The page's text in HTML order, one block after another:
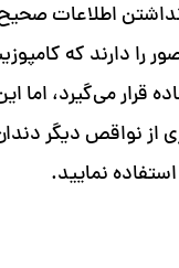
نداشتن اطلاعات
را دارند که
قرار می‌گیرد، اما
از نواقص دیگر
نمایید.